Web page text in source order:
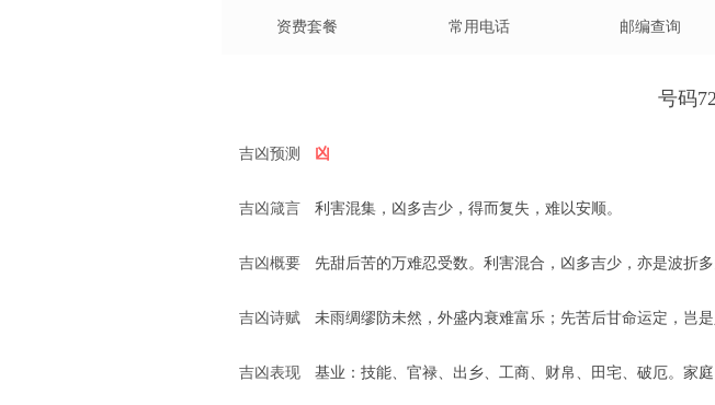
资费套餐 常用电话 邮编查询
号码
吉凶预测 凶
吉凶箴言 利害混集，凶多吉少，得而复失，难以安顺。
吉凶概要 先甜后苦的万难忍受数。利害混合，凶多吉少，亦是波折多
吉凶诗赋 未雨绸缪防未然，外盛内衰难富乐；先苦后甘命运定，岂是
吉凶表现 基业：技能、官禄、出乡、工商、财帛、田宅、破厄。家